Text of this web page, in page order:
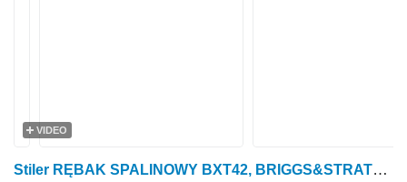
VIDEO
Stiler RĘBAK SPALINOWY BXT42, BRIGGS&STRATTON, GASOLINE WOODCHIPPER